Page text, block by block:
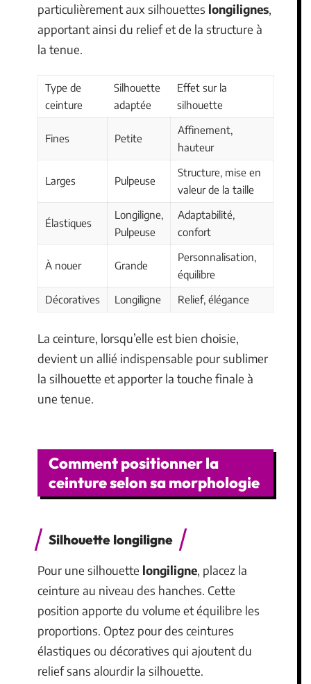
particulièrement aux silhouettes longilignes,
apportant ainsi du relief et de la structure à
la tenue.
Type de
ceinture
Silhouette
adaptée
Effet sur la
silhouette
Fines Petite
Affinement,
hauteur
Larges Pulpeuse
Structure, mise en
valeur de la taille
Élastiques
Longiligne,
Pulpeuse
Adaptabilité,
confort
À nouer Grande
Personnalisation,
équilibre
Décoratives
Longiligne Relief, élégance
La ceinture, lorsqu’elle est bien choisie,
devient un allié indispensable pour sublimer
la silhouette et apporter la touche finale à
une tenue.
Comment positionner la
ceinture selon sa morphologie
Silhouette longiligne
Pour une silhouette longiligne, placez la
ceinture au niveau des hanches. Cette
position apporte du volume et équilibre les
proportions. Optez pour des ceintures
élastiques ou décoratives qui ajoutent du
relief sans alourdir la silhouette.